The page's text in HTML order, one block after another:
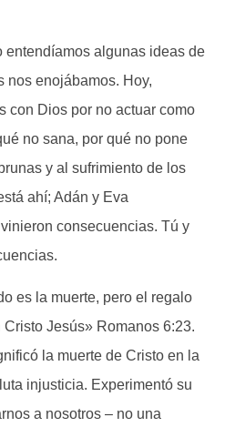
entendíamos algunas ideas de
nos enojábamos. Hoy,
con Dios por no actuar como
no sana, por qué no pone
y al sufrimiento de los
ahí; Adán y Eva
consecuencias. Tú y
es la muerte, pero el regalo
Jesús» Romanos 6:23.
la muerte de Cristo en la
injusticia. Experimentó su
a nosotros – no una